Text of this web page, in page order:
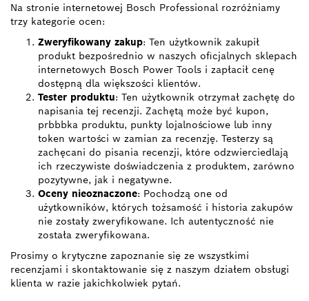
Na stronie internetowej Bosch Professional rozróżniamy
trzy kategorie ocen:
Zweryfikowany zakup: Ten użytkownik zakupił
produkt bezpośrednio w naszych oficjalnych sklepach
internetowych Bosch Power Tools i zapłacił cenę
dostępną dla większości klientów.
Tester produktu: Ten użytkownik otrzymał zachętę do
napisania tej recenzji. Zachętą może być kupon,
prbbbka produktu, punkty lojalnościowe lub inny
token wartości w zamian za recenzję. Testerzy są
zachęcani do pisania recenzji, które odzwierciedlają
ich rzeczywiste doświadczenia z produktem, zarówno
pozytywne, jak i negatywne.
Oceny nieoznaczone: Pochodzą one od
użytkowników, których tożsamość i historia zakupów
nie zostały zweryfikowane. Ich autentyczność nie
została zweryfikowana.
Prosimy o krytyczne zapoznanie się ze wszystkimi
recenzjami i skontaktowanie się z naszym działem obsługi
klienta w razie jakichkolwiek pytań.